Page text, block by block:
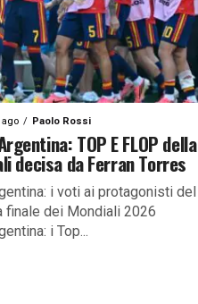
Paolo Rossi
TOP E FLOP della
decisa da Ferran Torres
i voti ai protagonisti del
finale dei Mondiali 2026
i Top...